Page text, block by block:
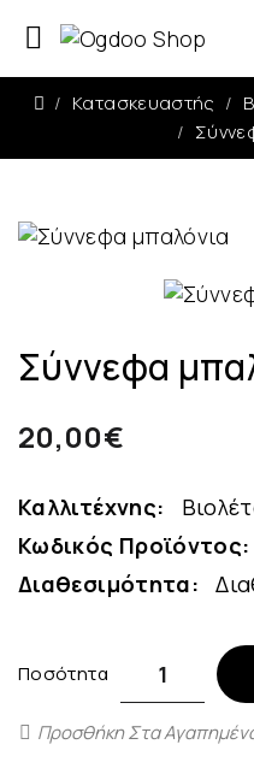
Κατασκευαστής
Σύννεφα
20,00€
Καλλιτέχνης:
Κωδικός Προϊόντος:
Διαθεσιμότητα:
Ποσότητα
Προσθήκη Στα